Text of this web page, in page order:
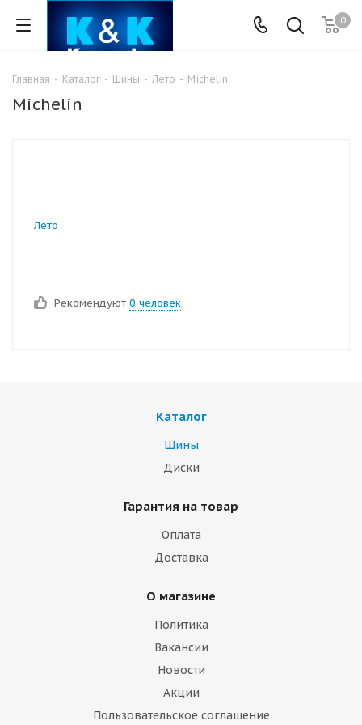
0
Главная - Каталог - Шины - Лето - Michelin
Michelin
Лето
Рекомендуют 0 человек
Каталог
Шины
Диски
Гарантия на товар
Оплата
Доставка
О магазине
Политика
Вакансии
Новости
Акции
Пользовательское соглашение